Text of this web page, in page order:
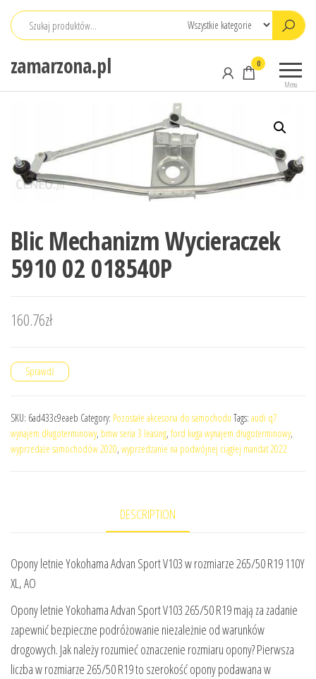
Przejdź
zamarzona.pl
Menu
0
Blic Mechanizm Wycieraczek
5910 02 018540P
160.76zł
Sprawdź
SKU: 6ad433c9eaeb Category: Pozostałe akcesoria do samochodu Tags: audi q7
wynajem długoterminowy, bmw seria 3 leasing, ford kuga wynajem długoterminowy,
wyprzedaże samochodów 2020, wyprzedzanie na podwójnej ciągłej mandat 2022
DESCRIPTION
Opony letnie Yokohama Advan Sport V103 w rozmiarze 265/50 R19 110Y
XL, AO
Opony letnie Yokohama Advan Sport V103 265/50 R19 mają za zadanie
zapewnić bezpieczne podróżowanie niezależnie od warunków
drogowych. Jak należy rozumieć oznaczenie rozmiaru opony? Pierwsza
liczba w rozmiarze 265/50 R19 to szerokość opony podawana w